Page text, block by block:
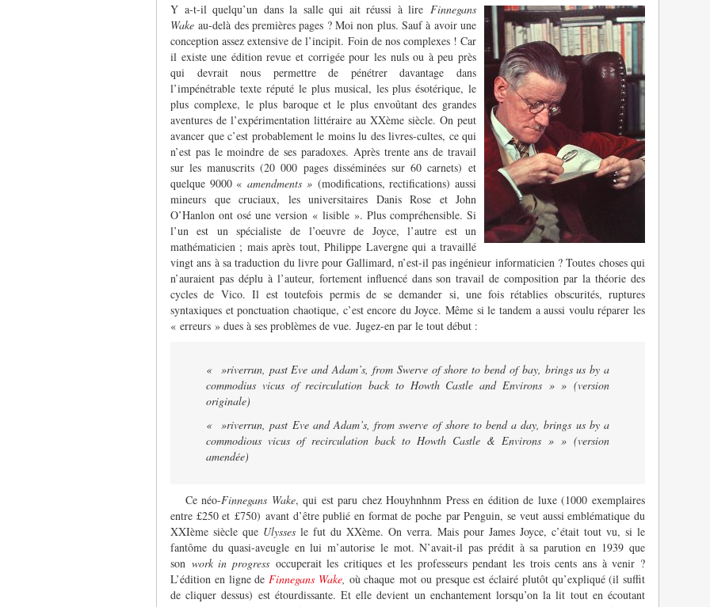
Y a-t-il quelqu’un dans la salle qui ait réussi à lire Finnegans
Wake au-delà des premières pages ? Moi non plus. Sauf à avoir une
conception assez extensive de l’incipit. Foin de nos complexes ! Car
il existe une édition revue et corrigée pour les nuls ou à peu près
qui devrait nous permettre de pénétrer davantage dans
l’impénétrable texte réputé le plus musical, les plus ésotérique, le
plus complexe, le plus baroque et le plus envoûtant des grandes
aventures de l’expérimentation littéraire au XXème siècle. On peut
avancer que c’est probablement le moins lu des livres-cultes, ce qui
n’est pas le moindre de ses paradoxes. Après trente ans de travail
sur les manuscrits (20 000 pages disséminées sur 60 carnets) et
quelque 9000 « amendments » (modifications, rectifications) aussi
mineurs que cruciaux, les universitaires Danis Rose et John
O’Hanlon ont osé une version « lisible ». Plus compréhensible. Si
l’un est un spécialiste de l’oeuvre de Joyce, l’autre est un
mathématicien ; mais après tout, Philippe Lavergne qui a travaillé
vingt ans à sa traduction du livre pour Gallimard, n’est-il pas ingénieur informaticien ? Toutes choses qui
n’auraient pas déplu à l’auteur, fortement influencé dans son travail de composition par la théorie des
cycles de Vico. Il est toutefois permis de se demander si, une fois rétablies obscurités, ruptures
syntaxiques et ponctuation chaotique, c’est encore du Joyce. Même si le tandem a aussi voulu réparer les
« erreurs » dues à ses problèmes de vue. Jugez-en par le tout début :
« »riverrun, past Eve and Adam’s, from Swerve of shore to bend of bay, brings us by a
commodius vicus of recirculation back to Howth Castle and Environs » » (version
originale)
« »riverrun, past Eve and Adam’s, from swerve of shore to bend a day, brings us by a
commodious vicus of recirculation back to Howth Castle & Environs » » (version
amendée)
Ce néo-Finnegans Wake, qui est paru chez Houyhnhnm Press en édition de luxe (1000 exemplaires
entre £250 et £750) avant d’être publié en format de poche par Penguin, se veut aussi emblématique du
XXIème siècle que Ulysses le fut du XXème. On verra. Mais pour James Joyce, c’était tout vu, si le
fantôme du quasi-aveugle en lui m’autorise le mot. N’avait-il pas prédit à sa parution en 1939 que
son work in progressoccuperait les critiques et les professeurs pendant les trois cents ans à venir ?
L’édition en ligne de Finnegans Wake, où chaque mot ou presque est éclairé plutôt qu’expliqué (il suffit
de cliquer dessus) est étourdissante. Et elle devient un enchantement lorsqu’on la lit tout en écoutant